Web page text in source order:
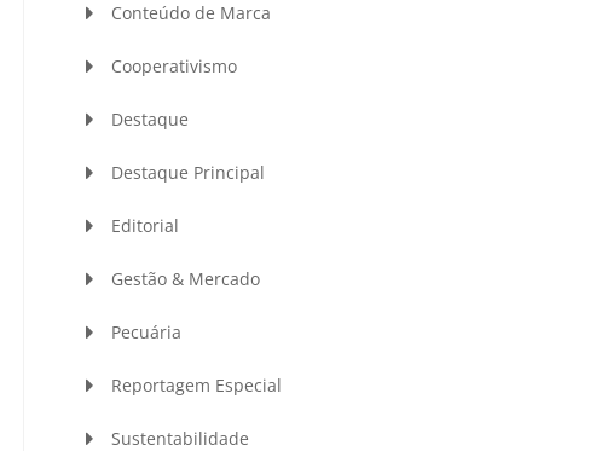
Conteúdo de Marca
Cooperativismo
Destaque
Destaque Principal
Editorial
Gestão & Mercado
Pecuária
Reportagem Especial
Sustentabilidade